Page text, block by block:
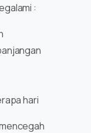
:
hari